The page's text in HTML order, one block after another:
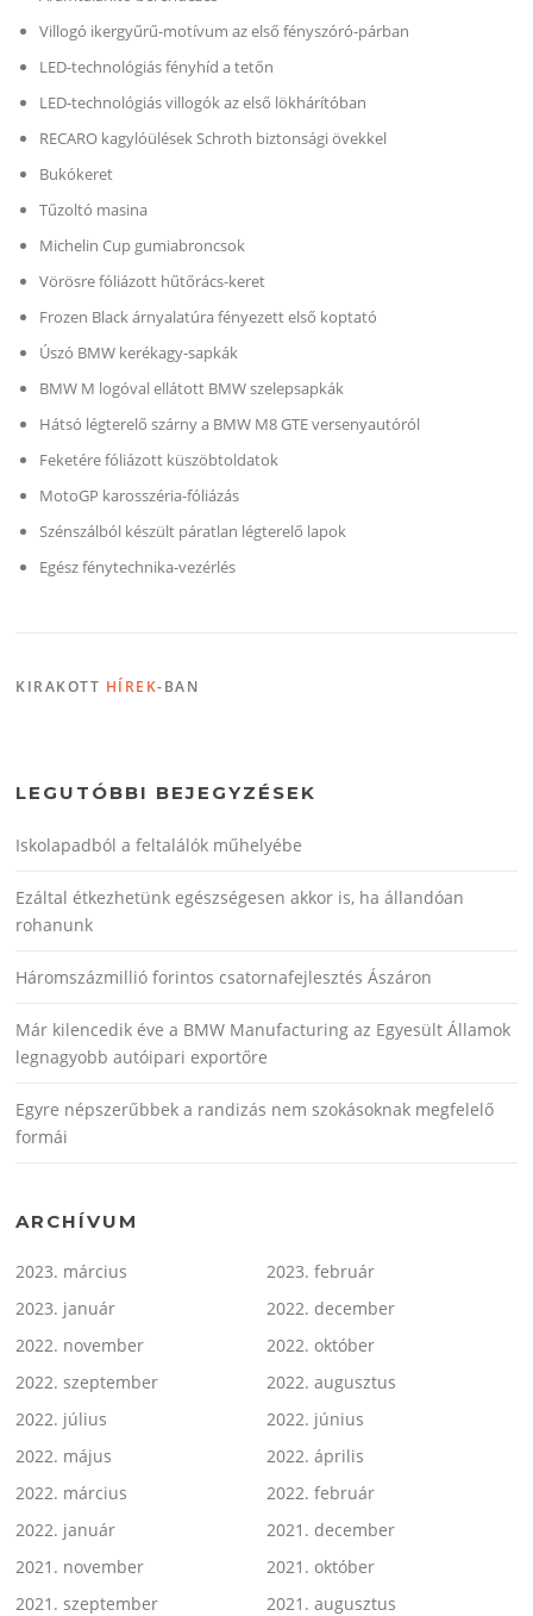
Villogó ikergyűrű-motívum az első fényszóró-párban
LED-technológiás fényhíd a tetőn
LED-technológiás villogók az első lökhárítóban
RECARO kagylóülések Schroth biztonsági övekkel
Bukókeret
Tűzoltó masina
Michelin Cup gumiabroncsok
Vörösre fóliázott hűtőrács-keret
Frozen Black árnyalatúra fényezett első koptató
Úszó BMW kerékagy-sapkák
BMW M logóval ellátott BMW szelepsapkák
Hátsó légterelő szárny a BMW M8 GTE versenyautóról
Feketére fóliázott küszöbtoldatok
MotoGP karosszéria-fóliázás
Szénszálból készült páratlan légterelő lapok
Egész fénytechnika-vezérlés
KIRAKOTT HÍREK-BAN
LEGUTÓBBI BEJEGYZÉSEK
Iskolapadból a feltalálók műhelyébe
Ezáltal étkezhetünk egészségesen akkor is, ha állandóan
rohanunk
Háromszázmillió forintos csatornafejlesztés Ászáron
Már kilencedik éve a BMW Manufacturing az Egyesült Államok
legnagyobb autóipari exportőre
Egyre népszerűbbek a randizás nem szokásoknak megfelelő
formái
ARCHÍVUM
2023. március
2023. február
2023. január
2022. december
2022. november
2022. október
2022. szeptember
2022. augusztus
2022. július
2022. június
2022. május
2022. április
2022. március
2022. február
2022. január
2021. december
2021. november
2021. október
2021. szeptember
2021. augusztus